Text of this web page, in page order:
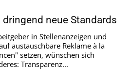
neue Standards
in Stellenanzeigen und
austauschbare Reklame à la
setzen, wünschen sich
Transparenz...